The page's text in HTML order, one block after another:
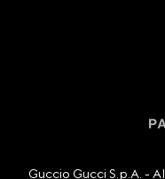
© 2016 - 2025 Guccio Gucci